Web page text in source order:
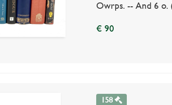
Owrps. -- And 6 o.
€ 90
158